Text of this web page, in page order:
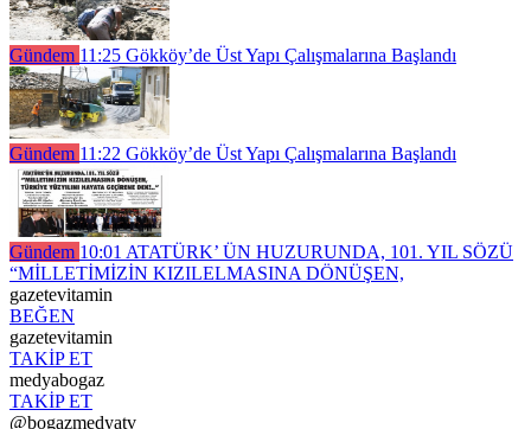
Gündem 11:25 Gökköy’de Üst Yapı Çalışmalarına Başlandı
Gündem 11:22 Gökköy’de Üst Yapı Çalışmalarına Başlandı
Gündem 10:01 ATATÜRK’ ÜN HUZURUNDA, 101. YIL SÖZÜ
“MİLLETİMİZİN KIZILELMASINA DÖNÜŞEN,
gazetevitamin
BEĞEN
gazetevitamin
TAKİP ET
medyabogaz
TAKİP ET
@bogazmedyatv